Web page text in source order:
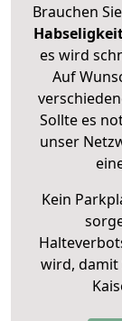
Brauchen
es wird
Auf
Sollte es
unser
Kein
wird, damit